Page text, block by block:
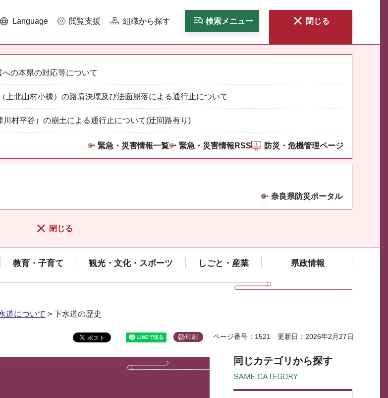
Language 閲覧支援 組織から探す 検索メニュー 閉じる
の本県の対応等について
上北山村小橡）の路肩決壊及び法面崩落による通行止について
川村平谷）の崩土による通行止について(迂回路有り)
緊急・災害情報一覧 緊急・災害情報RSS 防災・危機管理ページ
奈良県防災ポータル
閉じる
教育・子育て 観光・文化・スポーツ しごと・産業 県政情報
道について > 下水道の歴史
印刷 ページ番号：1521 更新日：2026年2月27日
同じカテゴリから探す